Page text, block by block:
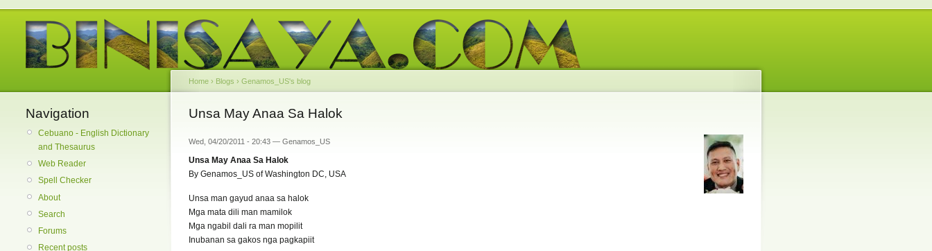
Navigation
Cebuano - English Dictionary
and Thesaurus
Web Reader
Spell Checker
About
Search
Forums
Recent posts
Home › Blogs › Genamos_US's blog
Unsa May Anaa Sa Halok
Wed, 04/20/2011 - 20:43 — Genamos_US
Unsa May Anaa Sa Halok
By Genamos_US of Washington DC, USA
Unsa man gayud anaa sa halok
Mga mata dili man mamilok
Mga ngabil dali ra man mopilit
Inubanan sa gakos nga pagkapiit